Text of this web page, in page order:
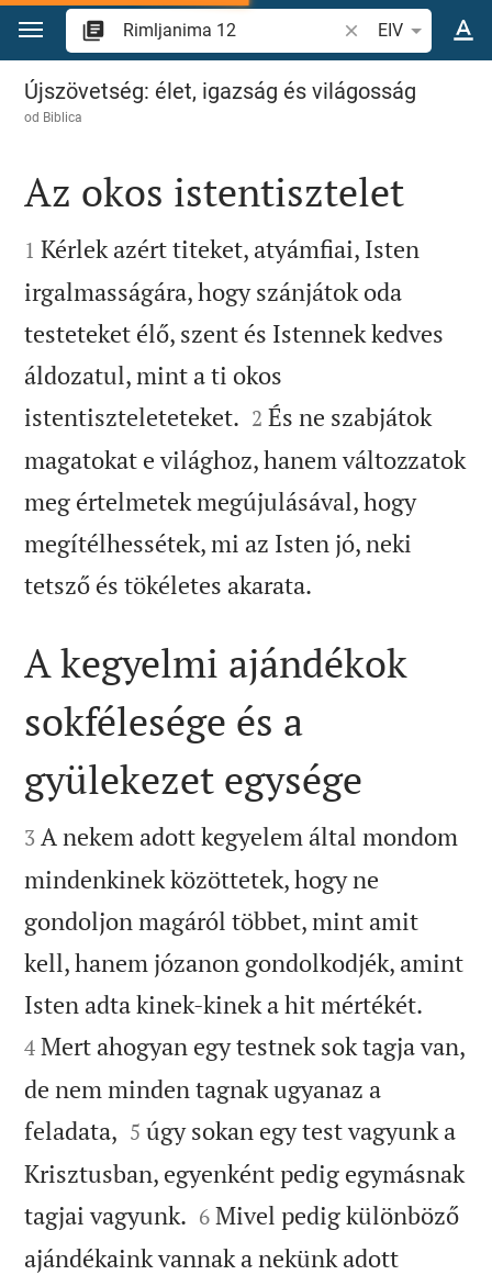
Skoči na sadržaj
Pretraži biblijski
EIV
Rimljanima 12
Újszövetség: élet, igazság és világosság
od Biblica

Az okos istentisztelet

1 Kérlek azért titeket, atyámfiai, Isten
irgalmasságára, hogy szánjátok oda
testeteket élő, szent és Istennek kedves
áldozatul, mint a ti okos
istentiszteleteteket. 

2 És ne szabjátok
magatokat e világhoz, hanem változzatok
meg értelmetek megújulásával, hogy
megítélhessétek, mi az Isten jó, neki
tetsző és tökéletes akarata.

A kegyelmi ajándékok
sokfélesége és a
gyülekezet egysége

3 A nekem adott kegyelem által mondom
mindenkinek közöttetek, hogy ne
gondoljon magáról többet, mint amit
kell, hanem józanon gondolkodjék, amint
Isten adta kinek-kinek a hit mértékét.
4 Mert ahogyan egy testnek sok tagja van,
de nem minden tagnak ugyanaz a
feladata, 

5 úgy sokan egy test vagyunk a
Krisztusban, egyenként pedig egymásnak
tagjai vagyunk. 

6 Mivel pedig különböző
ajándékaink vannak a nekünk adott